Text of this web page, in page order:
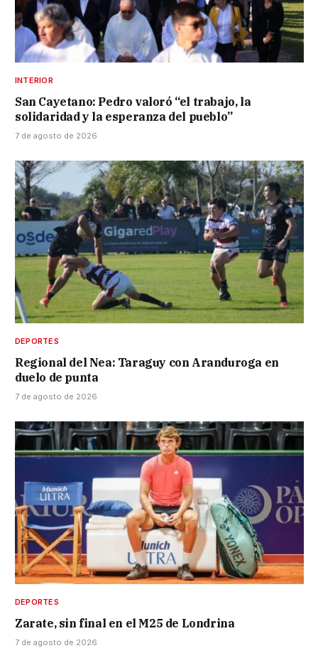
INTERIOR
San Cayetano: Pedro valoró “el trabajo, la
solidaridad y la esperanza del pueblo”
7 de agosto de 2026
DEPORTES
Regional del Nea: Taraguy con Aranduroga en
duelo de punta
7 de agosto de 2026
DEPORTES
Zarate, sin final en el M25 de Londrina
7 de agosto de 2026